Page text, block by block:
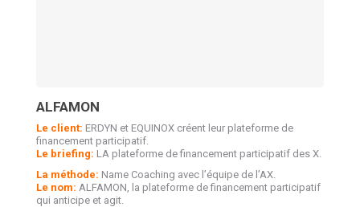
ALFAMON
Le client: ERDYN et EQUINOX créent leur plateforme de
financement participatif.
Le briefing: LA plateforme de financement participatif des X.
La méthode: Name Coaching avec l’équipe de l’AX.
Le nom: ALFAMON, la plateforme de financement participatif
qui anticipe et agit.